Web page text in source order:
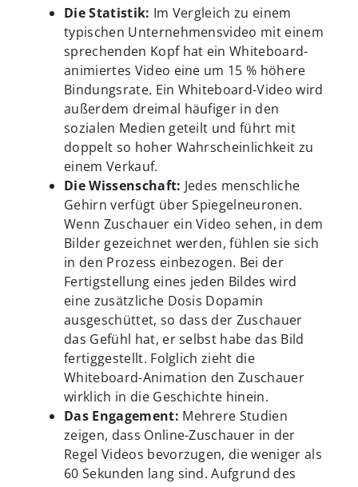
Die Statistik: Im Vergleich zu einem
typischen Unternehmensvideo mit einem
sprechenden Kopf hat ein Whiteboard-
animiertes Video eine um 15 % höhere
Bindungsrate. Ein Whiteboard-Video wird
außerdem dreimal häufiger in den
sozialen Medien geteilt und führt mit
doppelt so hoher Wahrscheinlichkeit zu
einem Verkauf.
Die Wissenschaft: Jedes menschliche
Gehirn verfügt über Spiegelneuronen.
Wenn Zuschauer ein Video sehen, in dem
Bilder gezeichnet werden, fühlen sie sich
in den Prozess einbezogen. Bei der
Fertigstellung eines jeden Bildes wird
eine zusätzliche Dosis Dopamin
ausgeschüttet, so dass der Zuschauer
das Gefühl hat, er selbst habe das Bild
fertiggestellt. Folglich zieht die
Whiteboard-Animation den Zuschauer
wirklich in die Geschichte hinein.
Das Engagement: Mehrere Studien
zeigen, dass Online-Zuschauer in der
Regel Videos bevorzugen, die weniger als
60 Sekunden lang sind. Aufgrund des